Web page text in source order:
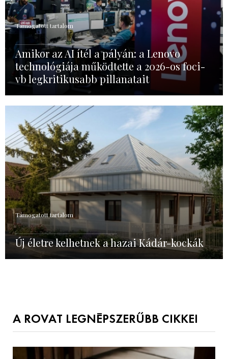
Támogatott tartalom
Amikor az AI ítél a pályán: a Lenovo
technológiája működtette a 2026-os foci-
vb legkritikusabb pillanatait
Támogatott tartalom
Új életre kelhetnek a hazai Kádár-kockák
A ROVAT LEGNÉPSZERŰBB CIKKEI